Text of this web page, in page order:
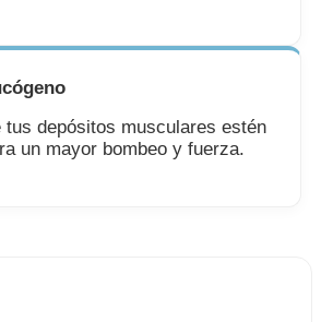
tus depósitos musculares estén
un mayor bombeo y fuerza.